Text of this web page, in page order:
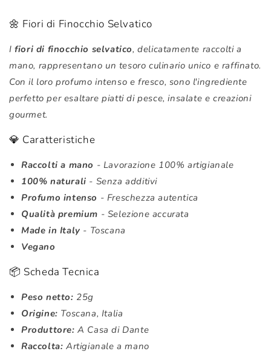
🌼 Fiori di Finocchio Selvatico
Ifiori di finocchio selvatico, delicatamente raccolti a
mano, rappresentano un tesoro culinario unico e raffinato.
Con il loro profumo intenso e fresco, sono l'ingrediente
perfetto per esaltare piatti di pesce, insalate e creazioni
gourmet.
💎 Caratteristiche
Raccolti a mano - Lavorazione 100% artigianale
100% naturali - Senza additivi
Profumo intenso - Freschezza autentica
Qualità premium - Selezione accurata
Made in Italy - Toscana
Vegano
📦 Scheda Tecnica
Peso netto: 25g
Origine: Toscana, Italia
Produttore: A Casa di Dante
Raccolta: Artigianale a mano